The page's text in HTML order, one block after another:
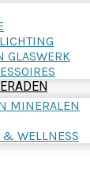
GLASWERK
MINERALEN
& WELLNESS